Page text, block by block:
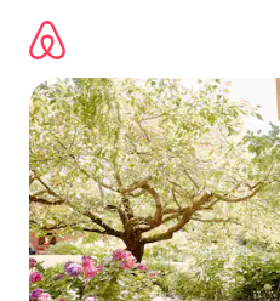
direct
naar
inhoud